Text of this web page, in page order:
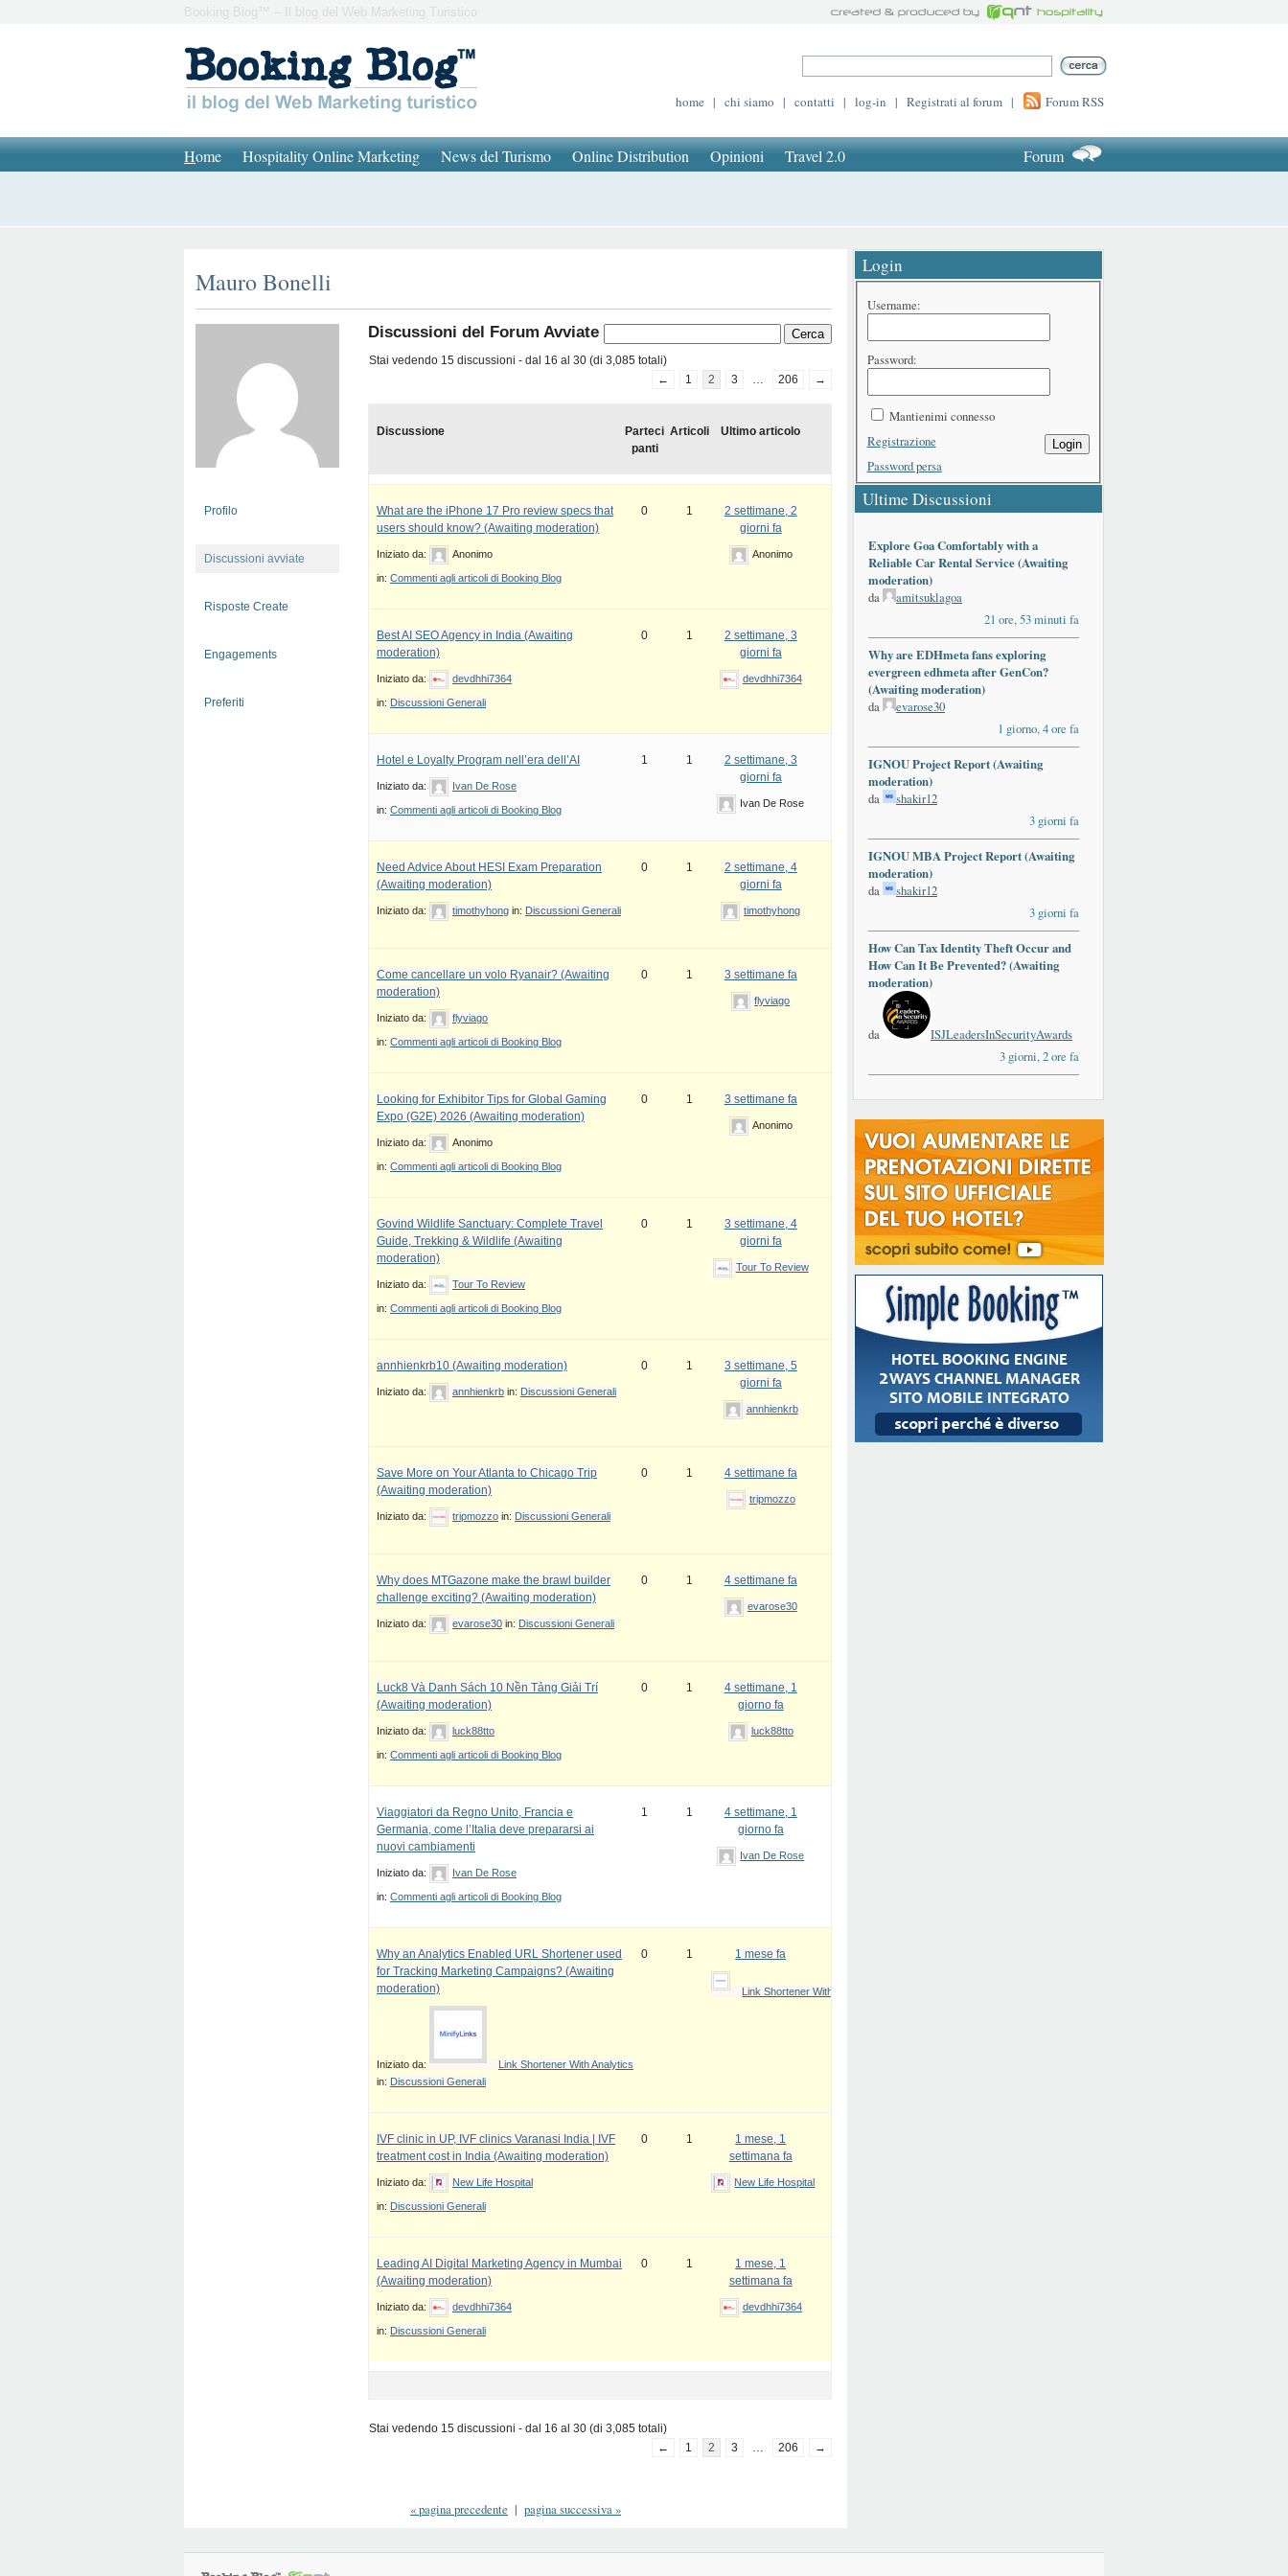
Booking Blog™ – Il blog del Web Marketing Turistico
home | chi siamo | contatti | log-in | Registrati al forum | Forum RSS
Home Hospitality Online Marketing News del Turismo Online Distribution Opinioni Travel 2.0 Forum
Mauro Bonelli
Profilo
Discussioni avviate
Risposte Create
Engagements
Preferiti
Discussioni del Forum Avviate
Stai vedendo 15 discussioni - dal 16 al 30 (di 3,085 totali)
←
1 2 3 … 206 →
Discussione
Parteci
panti
Articoli Ultimo articolo
What are the iPhone 17 Pro review specs that
users should know? (Awaiting moderation)
Iniziato da: Anonimo
in: Commenti agli articoli di Booking Blog
0 1
2 settimane, 2
giorni fa
Anonimo
Best AI SEO Agency in India (Awaiting
moderation)
Iniziato da: devdhhi7364
in: Discussioni Generali
0 1
2 settimane, 3
giorni fa
devdhhi7364
Hotel e Loyalty Program nell’era dell’AI
Iniziato da: Ivan De Rose
in: Commenti agli articoli di Booking Blog
1 1
2 settimane, 3
giorni fa
Ivan De Rose
Need Advice About HESI Exam Preparation
(Awaiting moderation)
Iniziato da: timothyhong in: Discussioni Generali
0 1
2 settimane, 4
giorni fa
timothyhong
Come cancellare un volo Ryanair? (Awaiting
moderation)
Iniziato da: flyviago
in: Commenti agli articoli di Booking Blog
0 1 3 settimane fa
flyviago
Looking for Exhibitor Tips for Global Gaming
Expo (G2E) 2026 (Awaiting moderation)
Iniziato da: Anonimo
in: Commenti agli articoli di Booking Blog
0 1 3 settimane fa
Anonimo
Govind Wildlife Sanctuary: Complete Travel
Guide, Trekking & Wildlife (Awaiting
moderation)
Iniziato da: Tour To Review
in: Commenti agli articoli di Booking Blog
0 1
3 settimane, 4
giorni fa
Tour To Review
annhienkrb10 (Awaiting moderation)
Iniziato da: annhienkrb in: Discussioni Generali
0 1
3 settimane, 5
giorni fa
annhienkrb
Save More on Your Atlanta to Chicago Trip
(Awaiting moderation)
Iniziato da: tripmozzo in: Discussioni Generali
0 1 4 settimane fa
tripmozzo
Why does MTGazone make the brawl builder
challenge exciting? (Awaiting moderation)
Iniziato da: evarose30 in: Discussioni Generali
0 1 4 settimane fa
evarose30
Luck8 Và Danh Sách 10 Nền Tảng Giải Trí
(Awaiting moderation)
Iniziato da: luck88tto
in: Commenti agli articoli di Booking Blog
0 1
4 settimane, 1
giorno fa
luck88tto
Viaggiatori da Regno Unito, Francia e
Germania, come l’Italia deve prepararsi ai
nuovi cambiamenti
Iniziato da: Ivan De Rose
in: Commenti agli articoli di Booking Blog
1 1
4 settimane, 1
giorno fa
Ivan De Rose
Why an Analytics Enabled URL Shortener used
for Tracking Marketing Campaigns? (Awaiting
moderation)
Iniziato da:
Link Shortener With Analytics
in: Discussioni Generali
0 1 1 mese fa
Link Shortener With Analytics
IVF clinic in UP, IVF clinics Varanasi India | IVF
treatment cost in India (Awaiting moderation)
Iniziato da: New Life Hospital
in: Discussioni Generali
0 1
1 mese, 1
settimana fa
New Life Hospital
Leading AI Digital Marketing Agency in Mumbai
(Awaiting moderation)
Iniziato da: devdhhi7364
in: Discussioni Generali
0 1
1 mese, 1
settimana fa
devdhhi7364
Stai vedendo 15 discussioni - dal 16 al 30 (di 3,085 totali)
←
1 2 3 … 206 →
«pagina precedente | pagina successiva»
Login
Username:
Password:
Mantienimi connesso
Login
Registrazione
Password persa
Ultime Discussioni
Explore Goa Comfortably with a
Reliable Car Rental Service (Awaiting
moderation)
da
amitsuklagoa
21 ore, 53 minuti fa
Why are EDHmeta fans exploring
evergreen edhmeta after GenCon?
(Awaiting moderation)
da
evarose30
1 giorno, 4 ore fa
IGNOU Project Report (Awaiting
moderation)
da
shakir12
3 giorni fa
IGNOU MBA Project Report (Awaiting
moderation)
da
shakir12
3 giorni fa
How Can Tax Identity Theft Occur and
How Can It Be Prevented? (Awaiting
moderation)
da
ISJLeadersInSecurityAwards
3 giorni, 2 ore fa